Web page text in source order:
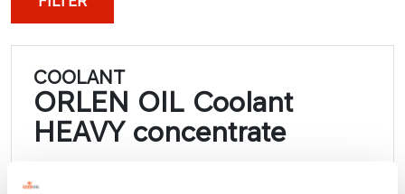
COOLANT
ORLEN OIL Coolant
HEAVY concentrate